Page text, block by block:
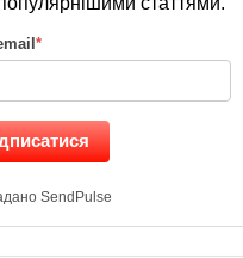
*
SendPulse